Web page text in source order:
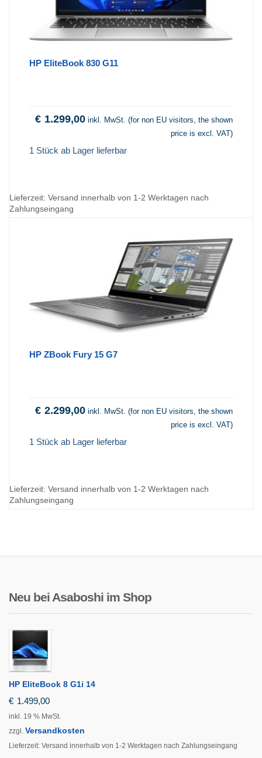
HP EliteBook 830 G11
€ 1.299,00 inkl. MwSt. (for non EU visitors, the shown
price is excl. VAT)
1 Stück ab Lager lieferbar
Lieferzeit: Versand innerhalb von 1-2 Werktagen nach
Zahlungseingang
HP ZBook Fury 15 G7
€ 2.299,00 inkl. MwSt. (for non EU visitors, the shown
price is excl. VAT)
1 Stück ab Lager lieferbar
Lieferzeit: Versand innerhalb von 1-2 Werktagen nach
Zahlungseingang
Neu bei Asaboshi im Shop
HP EliteBook 8 G1i 14
€ 1.499,00
inkl. 19 % MwSt.
zzgl. Versandkosten
Lieferzeit: Versand innerhalb von 1-2 Werktagen nach Zahlungseingang